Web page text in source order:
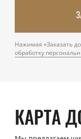
Нажимая «Заказать
обработку
КАРТА